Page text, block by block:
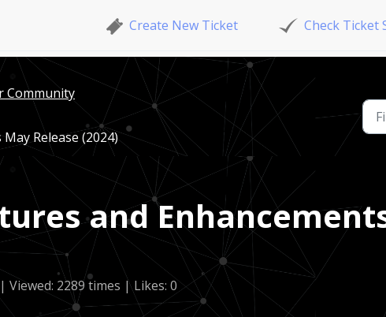
Create New Ticket Check Ticket
Community
Release (2024)
and
| Viewed: 2289 times | Likes: 0